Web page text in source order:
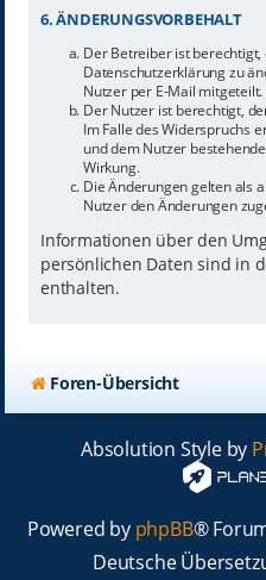
6. ÄNDERUNGSVORBEHALT
Der Betreiber ist
Datenschutzerklärung zu
Nutzer per E-Mail mitgeteilt.
Der Nutzer ist berechtigt,
Im Falle des Widerspruchs
und dem Nutzer
Wirkung.
Die Änderungen gelten als
Nutzer den Änderungen
Informationen über den
persönlichen Daten sind in
enthalten.
Foren-Übersicht
Absolution Style by
Powered by phpBB®
Deutsche